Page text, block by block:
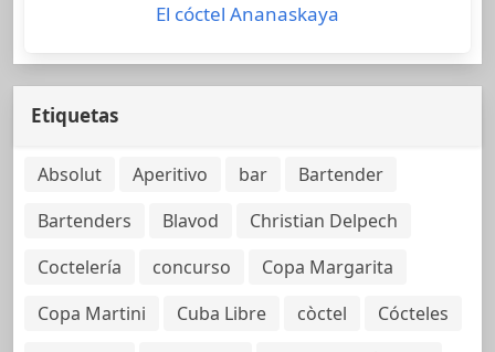
El cóctel Ananaskaya
Etiquetas
Absolut Aperitivo bar
Bartender
Bartenders
Blavod
Christian Delpech
Coctelería
concurso
Copa Margarita
Copa Martini
Cuba Libre còctel
Cócteles